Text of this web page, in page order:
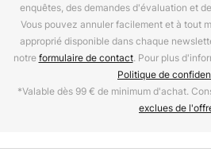
enquêtes, des demandes d'évaluation et
Vous pouvez annuler facilement et à tout
approprié disponible dans chaque
notreformulaire de contact. Pour plus
Politique de
*Valable dès 99 € de minimum d'achat.
exclues de